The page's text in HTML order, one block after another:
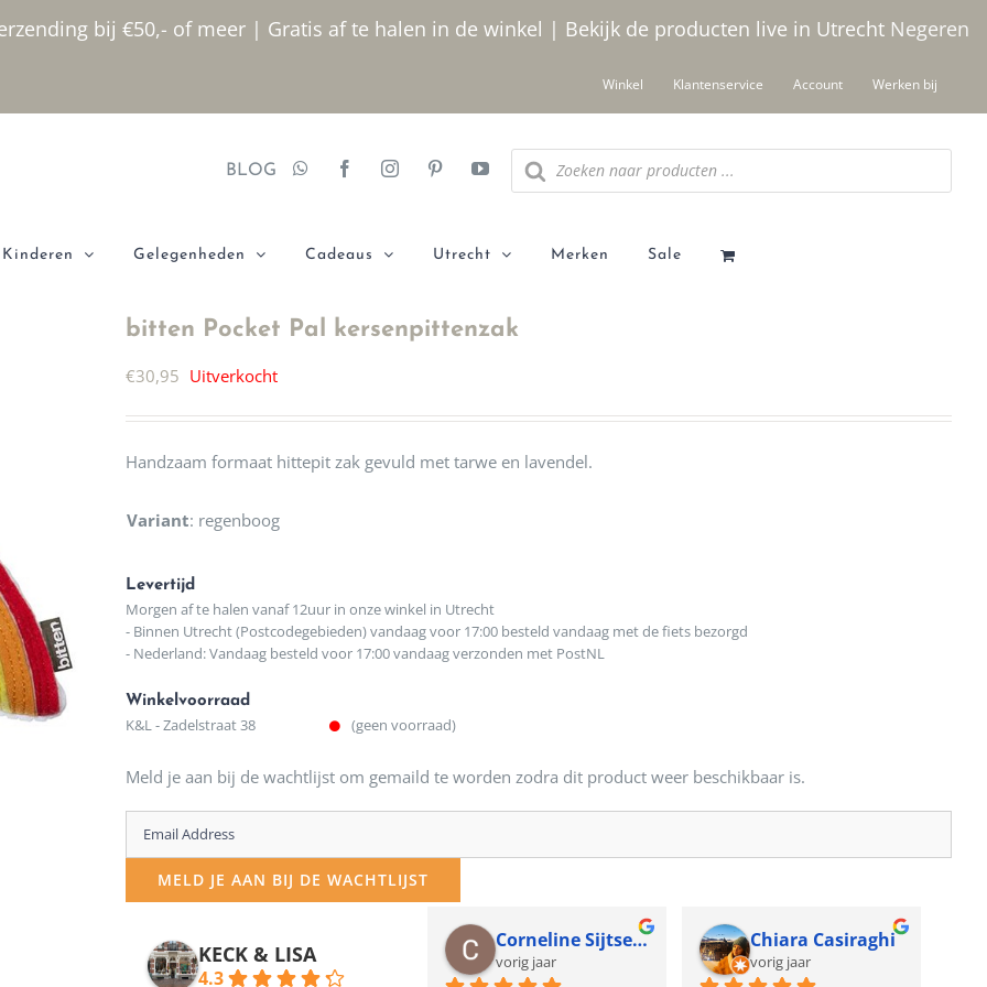
bij €50,- of meer | Gratis af te halen in de winkel | Bekijk de producten live in Utrecht Negeren
Winkel Klantenservice Account Werken bij
BLOG
Producten
zoeken
Kinderen Gelegenheden Cadeaus Utrecht Merken Sale
bitten Pocket Pal kersenpittenzak
€30,95 Uitverkocht
Handzaam formaat hittepit zak gevuld met tarwe en lavendel.
Variant: regenboog
Levertijd
Morgen af te halen vanaf 12uur in onze winkel in Utrecht
- Binnen Utrecht (Postcodegebieden) vandaag voor 17:00 besteld vandaag met de fiets bezorgd
- Nederland: Vandaag besteld voor 17:00 vandaag verzonden met PostNL
Winkelvoorraad
K&L - Zadelstraat 38 (geen voorraad)
Meld je aan bij de wachtlijst om gemaild te worden zodra dit product weer beschikbaar is.
Enter
your
email
MELD JE AAN BIJ DE WACHTLIJST
KECK & LISA
4.3
12 maanden geleden
Corneline Sijtsema
vorig jaar
Chiara Casiraghi
vorig jaar